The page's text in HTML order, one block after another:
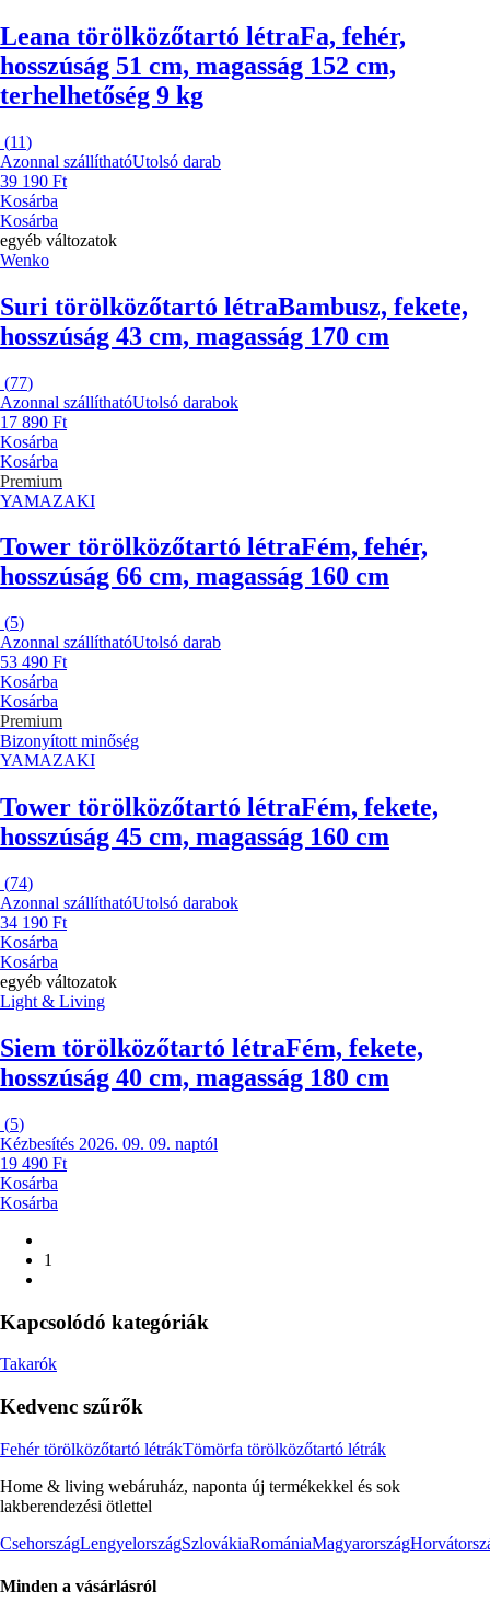
Leana törölközőtartó létraFa, fehér,
hosszúság 51 cm, magasság 152 cm,
terhelhetőség 9 kg
(11)
Azonnal szállíthatóUtolsó darab
39 190 Ft
Kosárba
Kosárba
egyéb változatok
Wenko
Suri törölközőtartó létraBambusz, fekete,
hosszúság 43 cm, magasság 170 cm
(77)
Azonnal szállíthatóUtolsó darabok
17 890 Ft
Kosárba
Kosárba
Premium
YAMAZAKI
Tower törölközőtartó létraFém, fehér,
hosszúság 66 cm, magasság 160 cm
(5)
Azonnal szállíthatóUtolsó darab
53 490 Ft
Kosárba
Kosárba
Premium
Bizonyított minőség
YAMAZAKI
Tower törölközőtartó létraFém, fekete,
hosszúság 45 cm, magasság 160 cm
(74)
Azonnal szállíthatóUtolsó darabok
34 190 Ft
Kosárba
Kosárba
egyéb változatok
Light & Living
Siem törölközőtartó létraFém, fekete,
hosszúság 40 cm, magasság 180 cm
(5)
Kézbesítés 2026. 09. 09. naptól
19 490 Ft
Kosárba
Kosárba
1
Kapcsolódó kategóriák
Takarók
Kedvenc szűrők
Fehér törölközőtartó létrákTömörfa törölközőtartó létrák
Home & living webáruház, naponta új termékekkel és sok
lakberendezési ötlettel
CsehországLengyelországSzlovákiaRomániaMagyarország
Minden a vásárlásról